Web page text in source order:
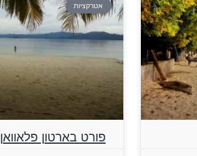
אטרקציות
פורט בארטון פלאוואן